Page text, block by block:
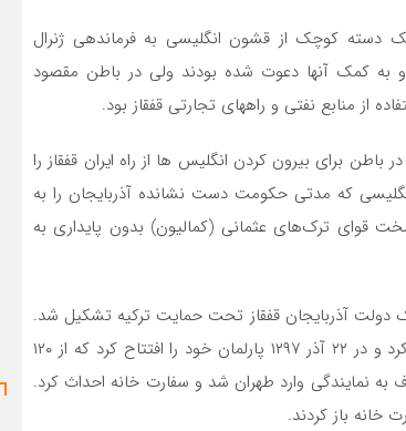
از انگلیس ها کمک خواست لذا در ۲۱ مرداد۱۲۹۷ یک دسته کوچک از قشون انگلیسی به فرماندهی ژنرال
و به کمک آنها دعوت شده بودند ولی در باطن مقصود
از منابع نفتی و راههای تجارتی قفقاز بود.
برای بیرون کردن انگلیس ها از راه ایران قفقاز را
بادکوبه حرکت کردند. در ۲۱ شهریور ۱۲۹۷ ژنرال انگلیسی که مدتی حکومت دست نشانده آذربایجان را به
قوای ترک‌های عثمانی (کمالیون) بدون پایداری به
دولت آذربایجان قفقاز تحت حمایت ترکیه تشکیل شد.
این دولت در ۱۲۹۷ خود را بعنوان یک کشور مستقل بدنیا معرفی کرد و در ۲۲ آذر ۱۲۹۷ پارلمان خود را افتتاح کرد که از ۱۲۰
اسماعیل خان زیادخان‌اف به نمایندگی وارد طهران شد و سفارت خانه احداث کرد.
خانه باز کردند.